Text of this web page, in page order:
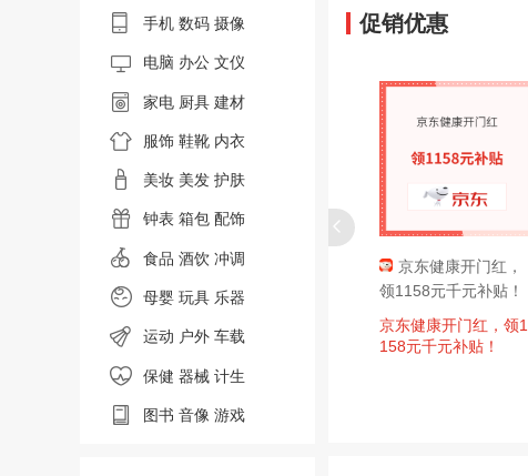
手机 数码 摄像
电脑 办公 文仪
家电 厨具 建材
服饰 鞋靴 内衣
美妆 美发 护肤
钟表 箱包 配饰
食品 酒饮 冲调
母婴 玩具 乐器
运动 户外 车载
保健 器械 计生
图书 音像 游戏
促销优惠
京东买药器械馆 抢
5折膨胀券 至高膨胀30
京东买药器械馆，5折
膨胀券至高膨胀300！
每日抽奖 万店补贴低
618飞猪品牌盛典！
88VIP专享大额酒店红
飞猪618爆品优惠来
袭！ 88VIP专享大额酒
店红包
京东健康开门红，
领1158元千元补贴！
京东健康开门红，领1
158元千元补贴！